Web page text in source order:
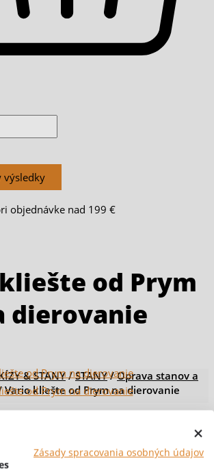
výsledky
objednávke nad 199 €
od Prym
dierovanie
& STANY/STANY/Oprava stanov a
kliešte od Prym na dierovanie
Zásady spracovania osobných údajov